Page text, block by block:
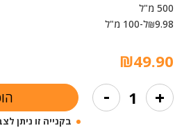
500 מ"ל
₪9.98 ל-100 מ"ל
₪49.90
+
של
-
בקנייה זו ניתן